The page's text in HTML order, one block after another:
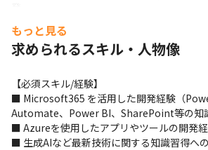
Microsoft365 を活用した開発経験（
Automate、Power BI、SharePoint等の知
Azureを使用したアプリやツールの開発経験
生成AIなど最新技術に関する知識習得への意
（コンサルタントやデザイナー等）との連
もっと見る
求められるスキル・人物像
【必須スキル/経験】
■ Microsoft365 を活用した開発経験（
Automate、Power BI、SharePoint等の知
■ Azureを使用したアプリやツールの開発
■ 生成AIなど最新技術に関する知識習得へ